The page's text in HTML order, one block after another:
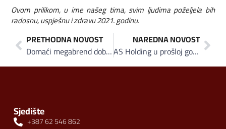
Ovom prilikom, u ime našeg tima, svim ljudima poželjela bih
radosnu, uspješnu i zdravu 2021. godinu.
PRETHODNA NOVOST
Domaći megabrend dobitnik “Must have” priznanja: Top nagrada za TOPS kvalitet!
NAREDNA NOVOST
AS Holding u prošloj godini povećao izvoz 11 posto, tržišta Zapadne Evrope i Sjeverne Amerike bilježe konstantan rast
Sjedište
+387 62 546 862